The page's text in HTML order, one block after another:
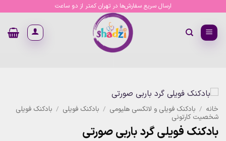
content
ارسال سریع سفارش‌ها در تهران کمتر از دو ساعت
خانه / بادکنک فویلی و لاتکسی هلیومی / بادکنک فویلی / بادکنک فویلی
شخصیت کارتونی
بادکنک فویلی گرد باربی صورتی